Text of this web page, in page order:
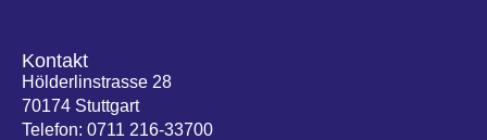
Kontakt
Hölderlinstrasse 28
70174 Stuttgart
Telefon: 0711 216-33700